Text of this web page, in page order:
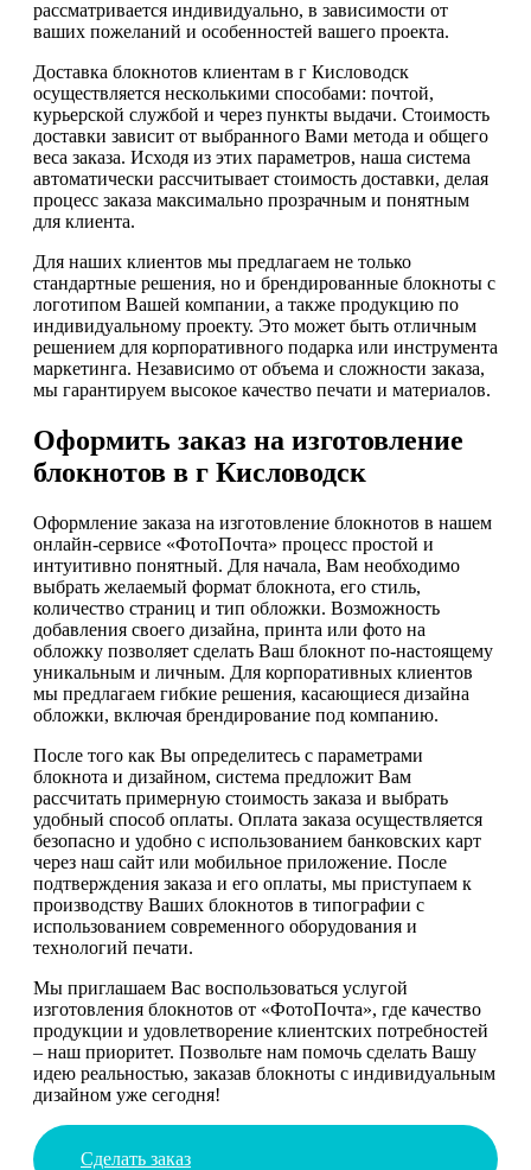
рассматривается индивидуально, в зависимости от
ваших пожеланий и особенностей вашего проекта.
Доставка блокнотов клиентам в г Кисловодск
осуществляется несколькими способами: почтой,
курьерской службой и через пункты выдачи. Стоимость
доставки зависит от выбранного Вами метода и общего
веса заказа. Исходя из этих параметров, наша система
автоматически рассчитывает стоимость доставки, делая
процесс заказа максимально прозрачным и понятным
для клиента.
Для наших клиентов мы предлагаем не только
стандартные решения, но и брендированные блокноты с
логотипом Вашей компании, а также продукцию по
индивидуальному проекту. Это может быть отличным
решением для корпоративного подарка или инструмента
маркетинга. Независимо от объема и сложности заказа,
мы гарантируем высокое качество печати и материалов.
Оформить заказ на изготовление
блокнотов в г Кисловодск
Оформление заказа на изготовление блокнотов в нашем
онлайн-сервисе «ФотоПочта» процесс простой и
интуитивно понятный. Для начала, Вам необходимо
выбрать желаемый формат блокнота, его стиль,
количество страниц и тип обложки. Возможность
добавления своего дизайна, принта или фото на
обложку позволяет сделать Ваш блокнот по-настоящему
уникальным и личным. Для корпоративных клиентов
мы предлагаем гибкие решения, касающиеся дизайна
обложки, включая брендирование под компанию.
После того как Вы определитесь с параметрами
блокнота и дизайном, система предложит Вам
рассчитать примерную стоимость заказа и выбрать
удобный способ оплаты. Оплата заказа осуществляется
безопасно и удобно с использованием банковских карт
через наш сайт или мобильное приложение. После
подтверждения заказа и его оплаты, мы приступаем к
производству Ваших блокнотов в типографии с
использованием современного оборудования и
технологий печати.
Мы приглашаем Вас воспользоваться услугой
изготовления блокнотов от «ФотоПочта», где качество
продукции и удовлетворение клиентских потребностей
– наш приоритет. Позвольте нам помочь сделать Вашу
идею реальностью, заказав блокноты с индивидуальным
дизайном уже сегодня!
Сделать заказ